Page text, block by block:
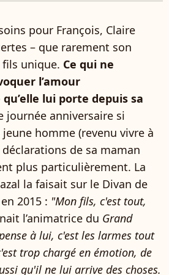
pour François, Claire
– que rarement son
unique. Ce qui ne
l’amour
lui porte depuis sa
journée anniversaire si
homme (revenu vivre à
de sa maman
plus particulièrement. La
la faisait sur le Divan de
en 2015 : "Mon fils, c'est tout,
l’animatrice du Grand
à lui, c'est les larmes tout
trop chargé en émotion, de
qu'il ne lui arrive des choses.